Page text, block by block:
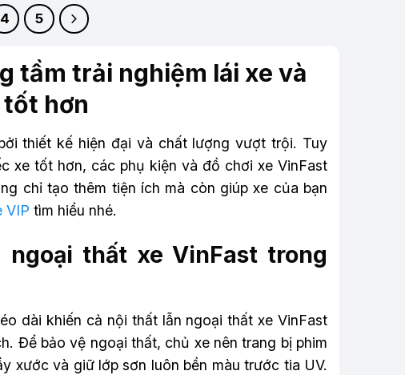
4 5
tầm trải nghiệm lái xe và
tốt hơn
thiết kế hiện đại và chất lượng vượt trội. Tuy
xe tốt hơn, các phụ kiện và đồ chơi xe VinFast
chỉ tạo thêm tiện ích mà còn giúp xe của bạn
VIP tìm hiểu nhé.
thất xe VinFast trong
dài khiến cả nội thất lẫn ngoại thất xe VinFast
Để bảo vệ ngoại thất, chủ xe nên trang bị phim
xước và giữ lớp sơn luôn bền màu trước tia UV.